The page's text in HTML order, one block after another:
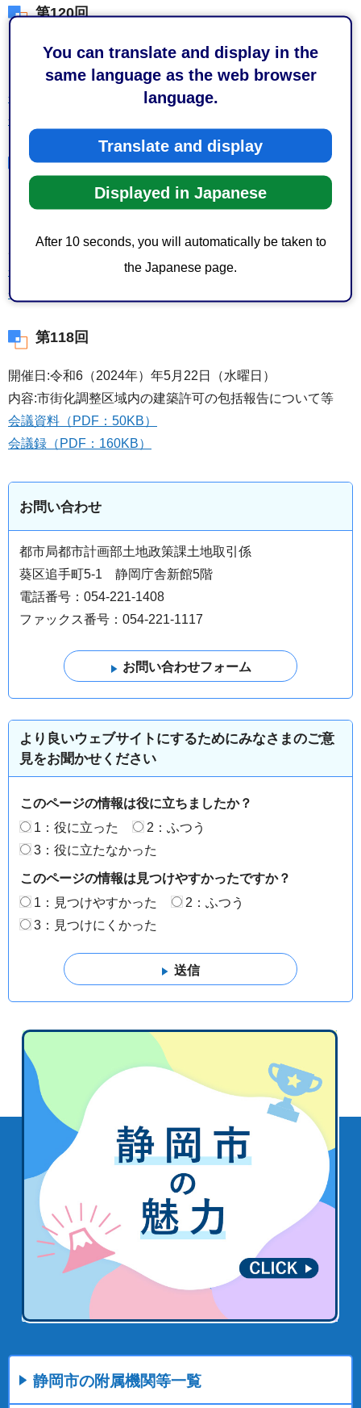
You can translate and display in the
same language as the web browser
language.
Translate and display
Displayed in Japanese
After 10 seconds, you will automatically be taken to
the Japanese page.
第120回
開催日:令和7（2025年）年3月12日（水曜日）
内容:市街化調整区域内の建築許可の包括報告について
会議資料（PDF：43KB）
会議録（PDF：85KB）
第119回
開催日:令和6（2024年）年7月24日（水曜日）
別付議）等
会議資料（PDF：52KB）
会議録（PDF：158KB）
第118回
開催日:令和6（2024年）年5月22日（水曜日）
内容:市街化調整区域内の建築許可の包括報告について等
会議資料（PDF：50KB）
会議録（PDF：160KB）
お問い合わせ
都市局都市計画部土地政策課土地取引係
葵区追手町5-1 静岡庁舎新館5階
電話番号：054-221-1408
ファックス番号：054-221-1117
より良いウェブサイトにするためにみなさまのご意
見をお聞かせください
このページの情報は役に立ちましたか？
1：役に立った
2：ふつう
3：役に立たなかった
このページの情報は見つけやすかったですか？
1：見つけやすかった
2：ふつう
3：見つけにくかった
静岡市の附属機関等一覧